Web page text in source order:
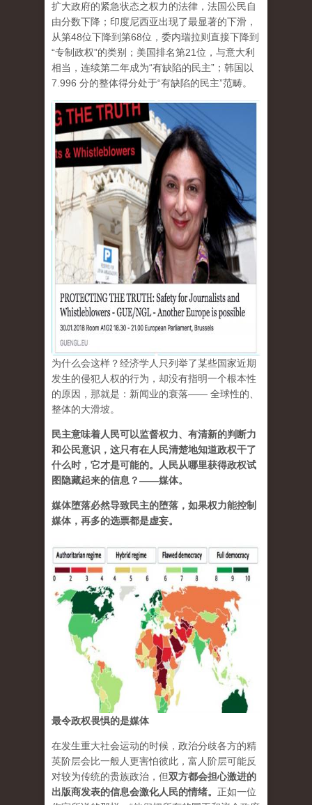
扩大政府的紧急状态之权力的法律，法国公民自
由分数下降；印度尼西亚出现了最显著的下滑，
从第48位下降到第68位，委内瑞拉则直接下降到
“专制政权”的类别；美国排名第21位，与意大利
相当，连续第二年成为“有缺陷的民主”；韩国以
7.996 分的整体得分处于“有缺陷的民主”范畴。
为什么会这样？经济学人只列举了某些国家近期
发生的侵犯人权的行为，却没有指明一个根本性
的原因，那就是：新闻业的衰落—— 全球性的、
整体的大滑坡。
民主意味着人民可以监督权力、有清新的判断力
和公民意识，这只有在人民清楚地知道政权干了
什么时，它才是可能的。人民从哪里获得政权试
图隐藏起来的信息？——媒体。
媒体堕落必然导致民主的堕落，如果权力能控制
媒体，再多的选票都是虚妄。
最令政权畏惧的是媒体
在发生重大社会运动的时候，政治分歧各方的精
英阶层会比一般人更害怕彼此，富人阶层可能反
对较为传统的贵族政治，但双方都会担心激进的
出版商发表的信息会激化人民的情绪。 正如一位